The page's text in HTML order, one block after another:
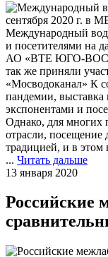
сентября 2020 г. в
Международный
и посетителями на
АО «ВТЕ ЮГО-
так же приняли
«Мосводоканал» К
пандемии, выставка
экспонентами и
Однако, для многих
отрасли, посещение
традицией, и в этом
... Читать дальше
13 января 2020
Российские